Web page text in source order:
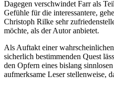
Dagegen verschwindet Farr als
Gefühle für die interessantere,
Christoph Rilke sehr
möchte, als der Autor anbietet.
Als Auftakt einer
sicherlich bestimmenden Quest
den Opfern eines bislang
aufmerksame Leser stellenweise,